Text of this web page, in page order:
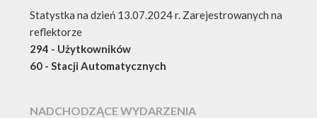
Statystka na dzień 13.07.2024 r. Zarejestrowanych na
reflektorze
294 - Użytkowników
60 - Stacji Automatycznych
NADCHODZĄCE WYDARZENIA